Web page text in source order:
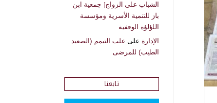
الشباب على الزواج] جمعية ابن
باز للتنمية الأسرية ومؤسسة
اللؤلؤة الوقفية
الإدارة على علب التيمم (الصعيد
الطيب) للمرضى
تابعنا